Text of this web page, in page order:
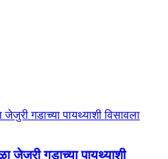
जेजुरी गडाच्या पायथ्याशी